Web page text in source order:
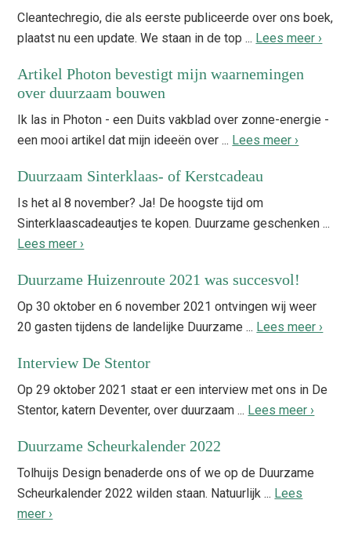
Cleantechregio, die als eerste publiceerde over ons boek,
plaatst nu een update. We staan in de top ... Lees meer ›
Artikel Photon bevestigt mijn waarnemingen
over duurzaam bouwen
Ik las in Photon - een Duits vakblad over zonne-energie -
een mooi artikel dat mijn ideeën over ... Lees meer ›
Duurzaam Sinterklaas- of Kerstcadeau
Is het al 8 november? Ja! De hoogste tijd om
Sinterklaascadeautjes te kopen. Duurzame geschenken ...
Lees meer ›
Duurzame Huizenroute 2021 was succesvol!
Op 30 oktober en 6 november 2021 ontvingen wij weer
20 gasten tijdens de landelijke Duurzame ... Lees meer ›
Interview De Stentor
Op 29 oktober 2021 staat er een interview met ons in De
Stentor, katern Deventer, over duurzaam ... Lees meer ›
Duurzame Scheurkalender 2022
Tolhuijs Design benaderde ons of we op de Duurzame
Scheurkalender 2022 wilden staan. Natuurlijk ... Lees
meer ›